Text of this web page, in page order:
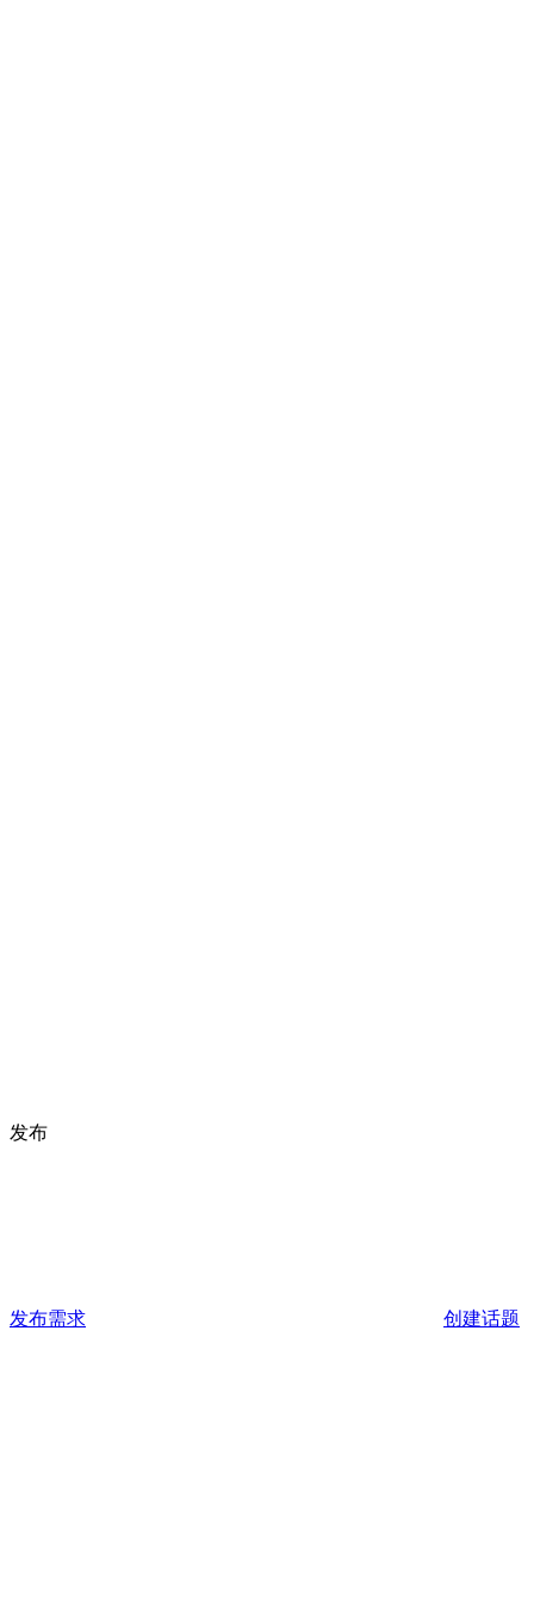
发布
发布需求 创建话题